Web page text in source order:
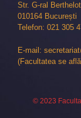
Str. G-ral
010164 București
Telefon: 021 305
E-mail:
(Facultatea se
© 2023